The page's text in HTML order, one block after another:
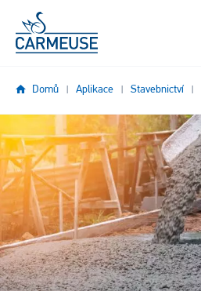
Přejít k hlavnímu obsahu
Domů Aplikace Stavebnictví